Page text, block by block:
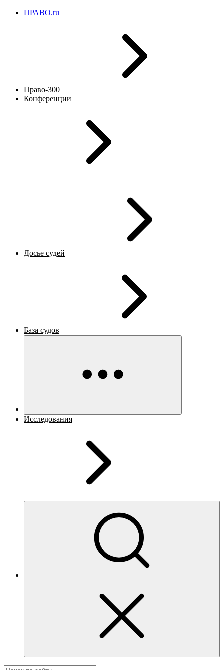
ПРАВО.ru
Право-300
Конференции
Досье судей
База судов
Исследования